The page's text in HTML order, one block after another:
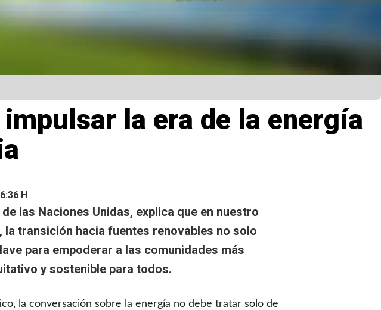
la era de la energía
H
las Naciones Unidas, explica que en nuestro
transición hacia fuentes renovables no solo
para empoderar a las comunidades más
y sostenible para todos.
la conversación sobre la energía no debe tratar solo de